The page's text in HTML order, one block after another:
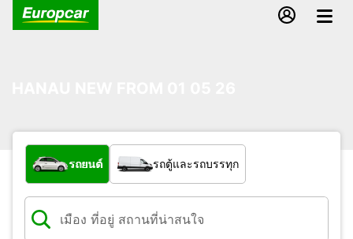
รถประเภทใด
รถยนต์ รถตู้และรถบรรทุก